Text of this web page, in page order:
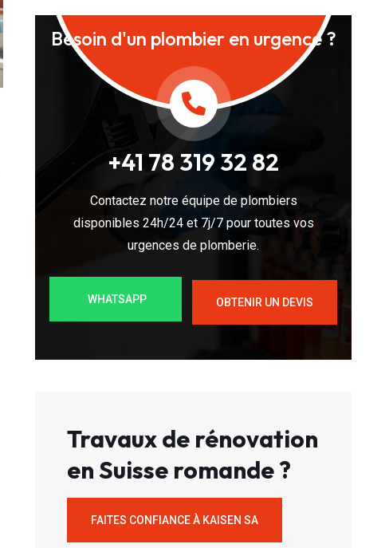
Besoin d'un plombier en urgence ?
+41 78 319 32 82
Contactez notre équipe de plombiers
disponibles 24h/24 et 7j/7 pour toutes vos
urgences de plomberie.
WHATSAPP OBTENIR UN DEVIS
Travaux de rénovation
en Suisse romande ?
FAITES CONFIANCE À KAISEN SA